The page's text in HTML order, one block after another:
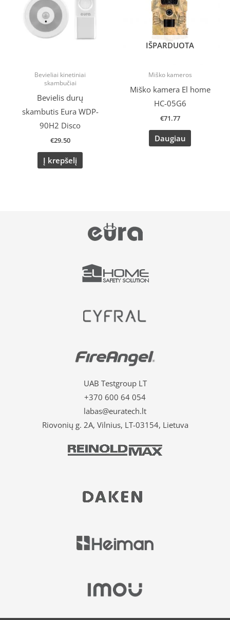
Bevieliai kinetiniai
skambučiai
Bevielis durų
skambutis Eura WDP-
90H2 Disco
€29.50
Į krepšelį
IŠPARDUOTA
Miško kameros
Miško kamera El home
HC-05G6
€71.77
Daugiau
UAB Testgroup LT
+370 600 64 054
labas@euratech.lt
Riovonių g. 2A, Vilnius, LT-03154, Lietuva